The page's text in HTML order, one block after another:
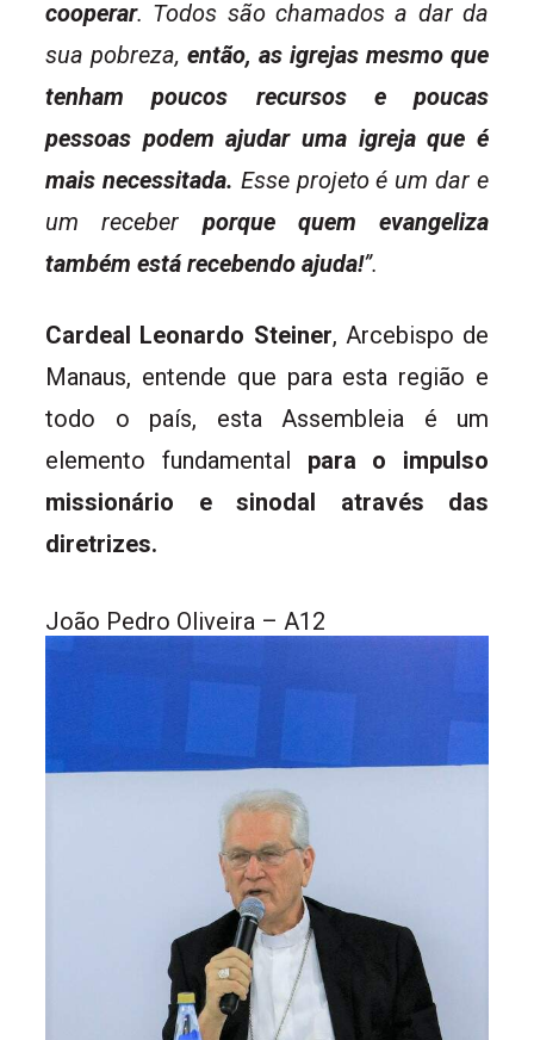
cooperar. Todos são chamados a dar da
sua pobreza, então, as igrejas mesmo que
tenham poucos recursos e poucas
pessoas podem ajudar uma igreja que é
mais necessitada. Esse projeto é um dar e
um receber porque quem evangeliza
também está recebendo ajuda!”.
Cardeal Leonardo Steiner, Arcebispo de
Manaus, entende que para esta região e
todo o país, esta Assembleia é um
elemento fundamental para o impulso
missionário e sinodal através das
diretrizes.
João Pedro Oliveira – A12